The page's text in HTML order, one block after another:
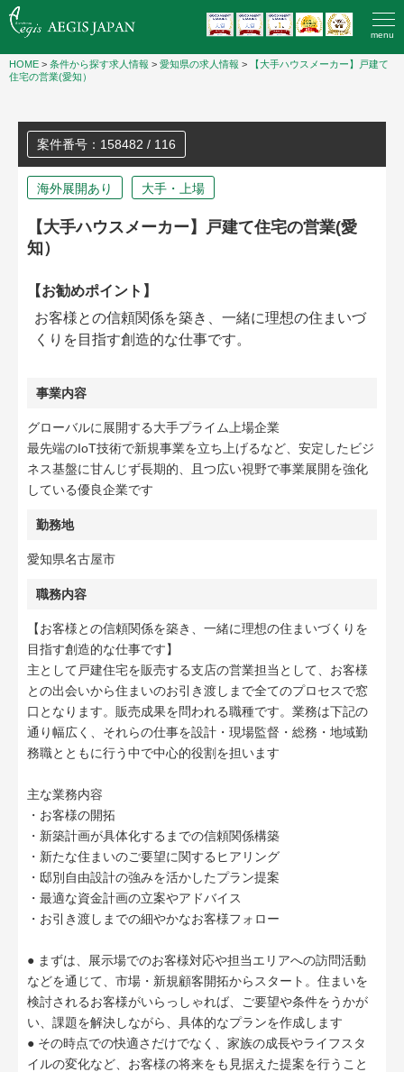
menu
HOME > 条件から探す求人情報 > 愛知県の求人情報 >
【大手ハウスメーカー】戸建て
住宅の営業(愛知）
案件番号：158482 / 116
海外展開あり 大手・上場
【大手ハウスメーカー】戸建て住宅の営業(愛
知）
【お勧めポイント】
お客様との信頼関係を築き、一緒に理想の住まいづ
くりを目指す創造的な仕事です。
事業内容
グローバルに展開する大手プライム上場企業
最先端のIoT技術で新規事業を立ち上げるなど、安定したビジ
ネス基盤に甘んじず長期的、且つ広い視野で事業展開を強化
している優良企業です
勤務地
愛知県名古屋市
職務内容
【お客様との信頼関係を築き、一緒に理想の住まいづくりを
目指す創造的な仕事です】
主として戸建住宅を販売する支店の営業担当として、お客様
との出会いから住まいのお引き渡しまで全てのプロセスで窓
口となります。販売成果を問われる職種です。業務は下記の
通り幅広く、それらの仕事を設計・現場監督・総務・地域勤
務職とともに行う中で中心的役割を担います
主な業務内容
・お客様の開拓
・新築計画が具体化するまでの信頼関係構築
・新たな住まいのご要望に関するヒアリング
・邸別自由設計の強みを活かしたプラン提案
・最適な資金計画の立案やアドバイス
・お引き渡しまでの細やかなお客様フォロー
● まずは、展示場でのお客様対応や担当エリアへの訪問活動
などを通じて、市場・新規顧客開拓からスタート。住まいを
検討されるお客様がいらっしゃれば、ご要望や条件をうかが
い、課題を解決しながら、具体的なプランを作成します
● その時点での快適さだけでなく、家族の成長やライフスタ
イルの変化など、お客様の将来をも見据えた提案を行うこと